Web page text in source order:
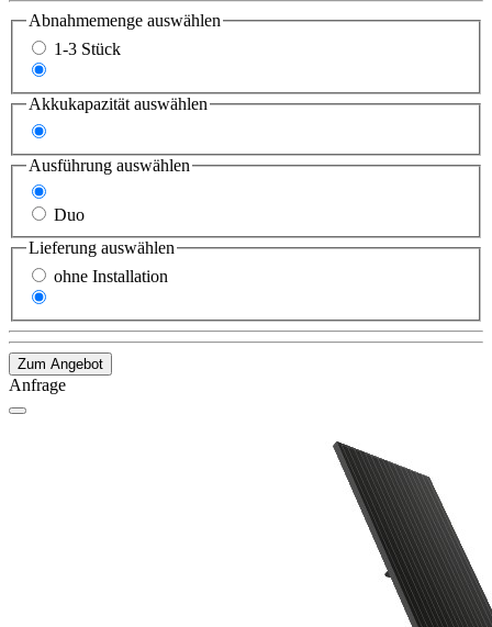
Abnahmemenge auswählen
1-3 Stück
Akkukapazität auswählen
Ausführung auswählen
Duo
Lieferung auswählen
ohne Installation
Zum Angebot
Anfrage